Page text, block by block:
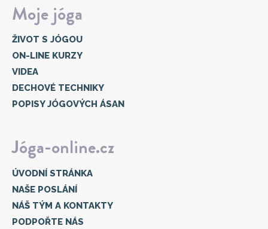
Moje jóga
ŽIVOT S JÓGOU
ON-LINE KURZY
VIDEA
DECHOVÉ TECHNIKY
POPISY JÓGOVÝCH ÁSAN
Jóga-online.cz
ÚVODNÍ STRÁNKA
NAŠE POSLÁNÍ
NÁŠ TÝM A KONTAKTY
PODPOŘTE NÁS